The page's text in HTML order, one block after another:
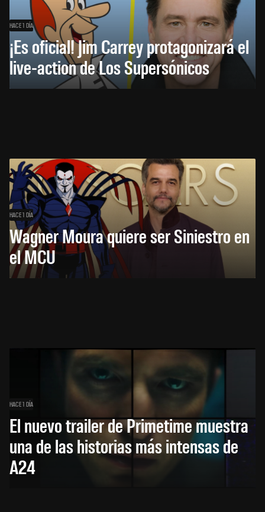
HACE 1 DÍA
¡Es oficial! Jim Carrey protagonizará el
live-action de Los Supersónicos
HACE 1 DÍA
Wagner Moura quiere ser Siniestro en
el MCU
HACE 1 DÍA
El nuevo trailer de Primetime muestra
una de las historias más intensas de
A24